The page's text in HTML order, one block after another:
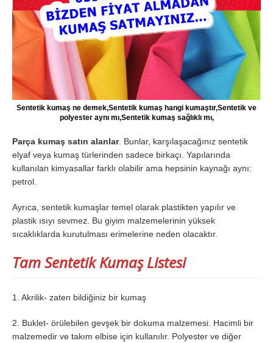
Sentetik kumaş ne demek,Sentetik kumaş hangi kumaştır,Sentetik ve
polyester aynı mı,Sentetik kumaş sağlıklı mı,
Parça kumaş satın alanlar. Bunlar, karşılaşacağınız sentetik
elyaf veya kumaş türlerinden sadece birkaçı. Yapılarında
kullanılan kimyasallar farklı olabilir ama hepsinin kaynağı aynı:
petrol.
Ayrıca, sentetik kumaşlar temel olarak plastikten yapılır ve
plastik ısıyı sevmez. Bu giyim malzemelerinin yüksek
sıcaklıklarda kurutulması erimelerine neden olacaktır.
Tam Sentetik Kumaş Listesi
1. Akrilik- zaten bildiğiniz bir kumaş
2. Buklet- örülebilen gevşek bir dokuma malzemesi. Hacimli bir
malzemedir ve takım elbise için kullanılır. Polyester ve diğer